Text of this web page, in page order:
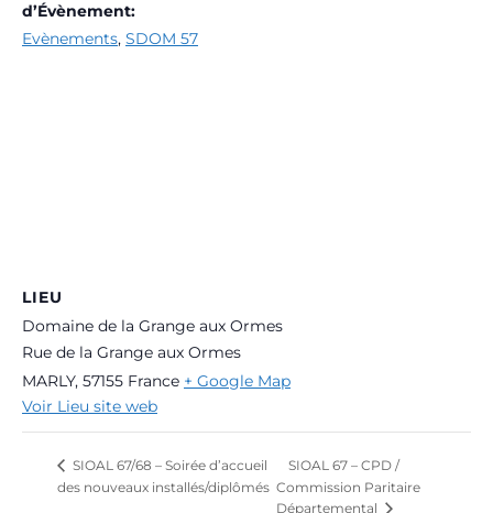
d’Évènement:
Evènements, SDOM 57
LIEU
Domaine de la Grange aux Ormes
Rue de la Grange aux Ormes
MARLY, 57155 France + Google Map
Voir Lieu site web
SIOAL 67/68 – Soirée d’accueil
des nouveaux installés/diplômés
SIOAL 67 – CPD /
Commission Paritaire
Départemental